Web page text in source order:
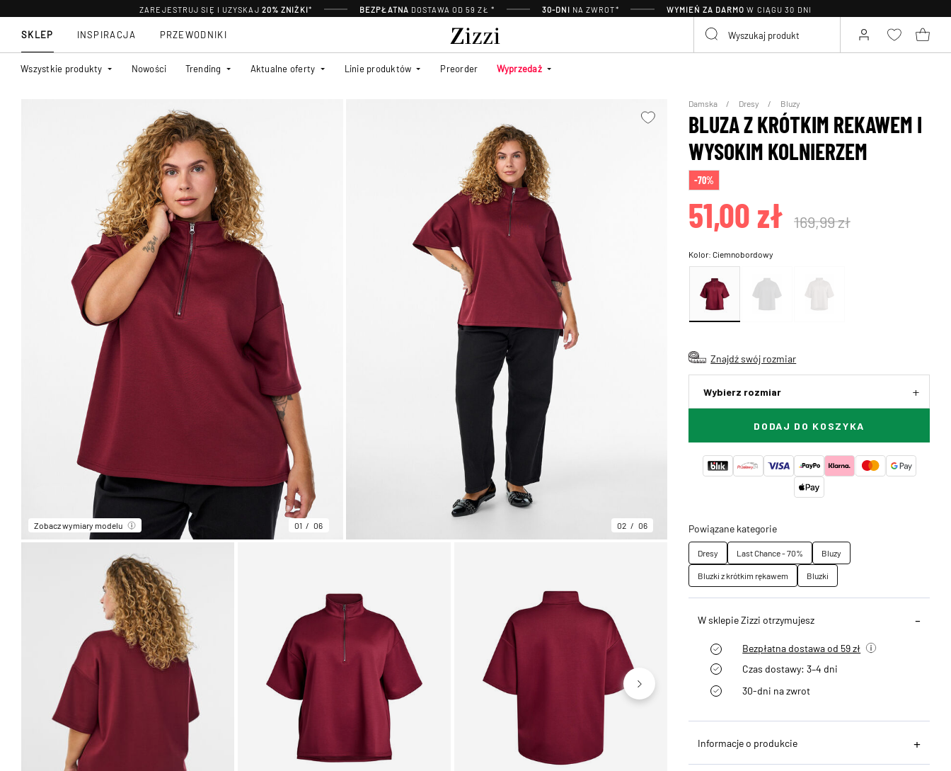
ZAREJESTRUJ SIĘ I UZYSKAJ 20% ZNIŻKI* BEZPŁATNA DOSTAWA OD 59 ZŁ * 30-DNI NA ZWROT* WYMIEŃ ZA DARMO W CIĄGU 30 DNI
SKLEP
Wszystkie produkty Nowości Trending Aktualne oferty Linie produktów Preorder Wyprzedaż
INSPIRACJA PRZEWODNIKI
Zobacz wymiary modelu 01 06 02 06
Damska Dresy Bluzy
BLUZA Z KRÓTKIM REKAWEM I
WYSOKIM KOLNIERZEM
-70%
51,00 zł 169,99 zł
Kolor:Ciemnobordowy
Znajdź swój rozmiar
Wybierz rozmiar
DODAJ DO KOSZYKA
Powiązane kategorie
Dresy Last Chance - 70%
Bluzy
Bluzki z krótkim rękawem
Bluzki
W sklepie Zizzi otrzymujesz
Bezpłatna dostawa od 59 zł
Czas dostawy: 3–4 dni
30-dni na zwrot
Informacje o produkcie